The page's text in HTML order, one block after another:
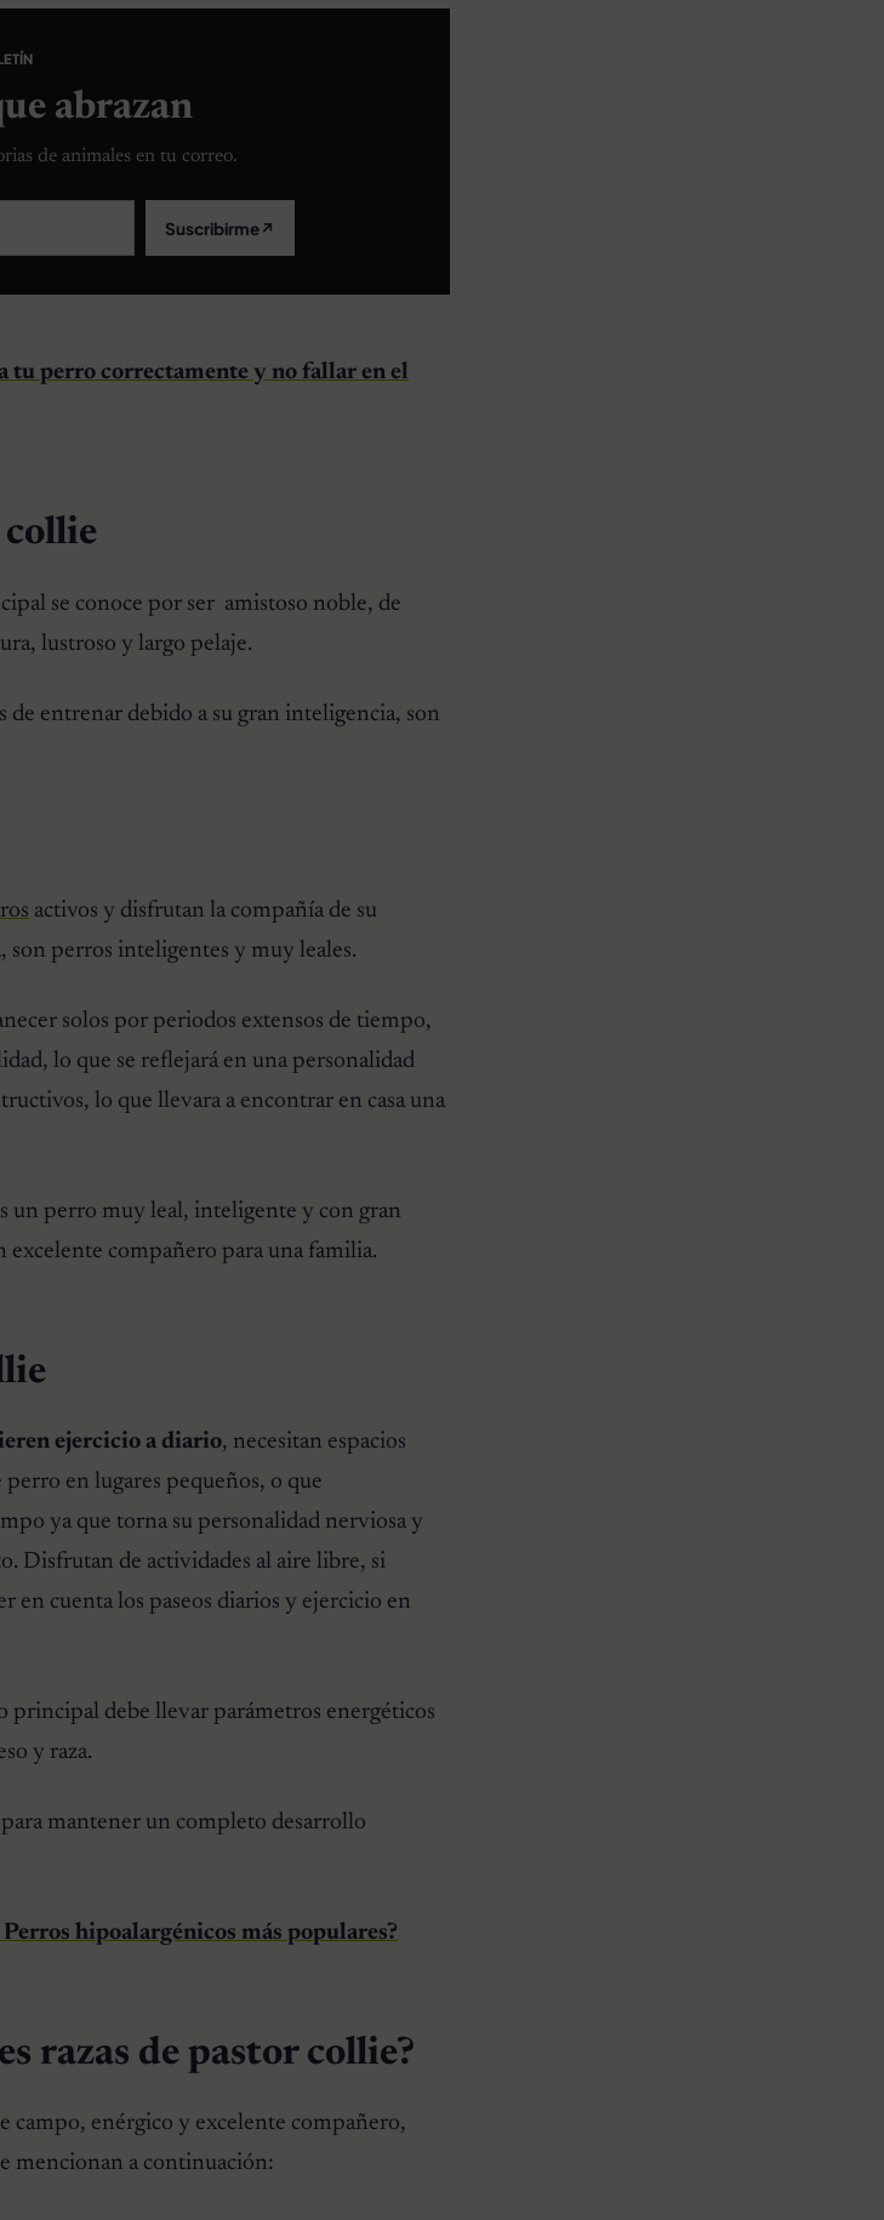
abrazan
de animales en tu correo.
Suscribirme↗
tu perro correctamente y no fallar en el
se conoce por ser amistoso noble, de
lustroso y largo pelaje.
de entrenar debido a su gran inteligencia, son
activos y disfrutan la compañía de su
son perros inteligentes y muy leales.
solos por periodos extensos de tiempo,
lo que se reflejará en una personalidad
lo que llevara a encontrar en casa una
un perro muy leal, inteligente y con gran
excelente compañero para una familia.
ejercicio a diario, necesitan espacios
en lugares pequeños, o que
ya que torna su personalidad nerviosa y
Disfrutan de actividades al aire libre, si
en cuenta los paseos diarios y ejercicio en
principal debe llevar parámetros energéticos
y raza.
mantener un completo desarrollo
Perros hipoalargénicos más populares?
razas de pastor collie?
campo, enérgico y excelente compañero,
mencionan a continuación: